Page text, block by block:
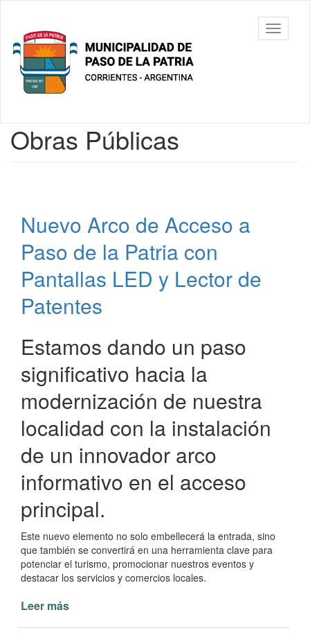
contenido
principal
Municipalidad
de Paso De
La Patria
barra
Contenido
Obras Públicas
Nuevo Arco de Acceso a
Paso de la Patria con
Pantallas LED y Lector de
Patentes
Estamos dando un paso
significativo hacia la
modernización de nuestra
localidad con la instalación
de un innovador arco
informativo en el acceso
principal.
Este nuevo elemento no solo embellecerá la entrada, sino
que también se convertirá en una herramienta clave para
potenciar el turismo, promocionar nuestros eventos y
destacar los servicios y comercios locales.
Leer más